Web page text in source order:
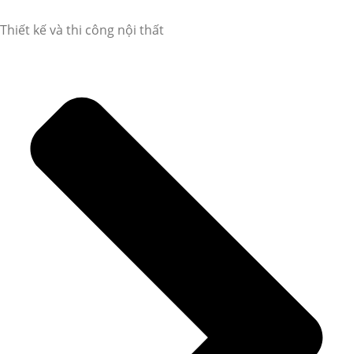
Thiết kế và thi công nội thất